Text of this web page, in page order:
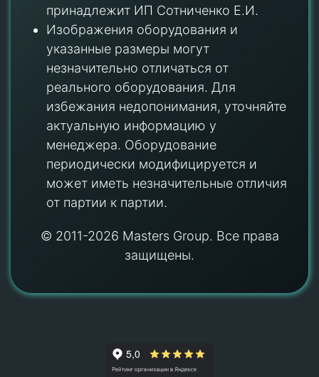
принадлежит ИП Сотниченко Е.И.
Изображения оборудования и
указанные размеры могут
незначительно отличаться от
реального оборудования. Для
избежания недопонимания, уточняйте
актуальную информацию у
менеджера. Оборудование
периодически модифицируется и
может иметь незначительные отличия
от партии к партии.
© 2011-2026 Masters Group. Все права
защищены.